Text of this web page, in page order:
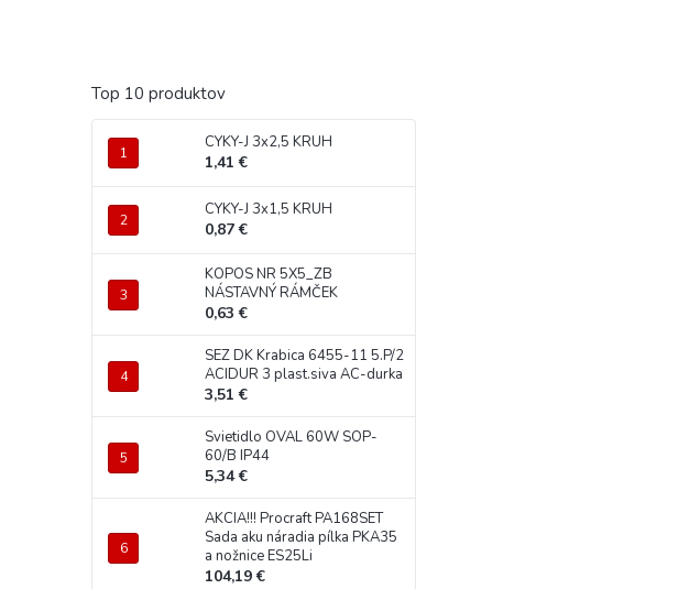
Top 10 produktov
CYKY-J 3x2,5 KRUH
1,41 €
CYKY-J 3x1,5 KRUH
0,87 €
KOPOS NR 5X5_ZB
NÁSTAVNÝ RÁMČEK
0,63 €
SEZ DK Krabica 6455-11 5.P/2
ACIDUR 3 plast.siva AC-durka
3,51 €
Svietidlo OVAL 60W SOP-
60/B IP44
5,34 €
AKCIA!!! Procraft PA168SET
Sada aku náradia pílka PKA35
a nožnice ES25Li
104,19 €